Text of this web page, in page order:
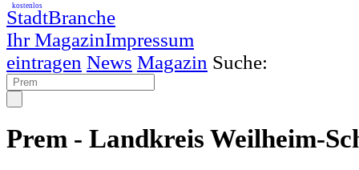
StadtBranche
Ihr MagazinImpressum
kostenlos
eintragen News Magazin Suche:
Prem - Landkreis Weilheim-